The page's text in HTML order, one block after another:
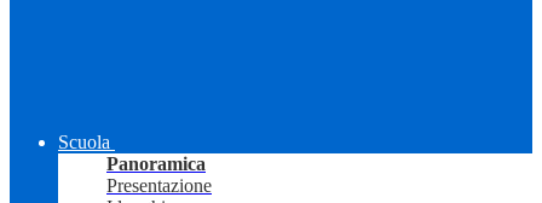
Scuola
Panoramica
Presentazione